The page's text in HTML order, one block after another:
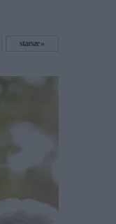
starsze